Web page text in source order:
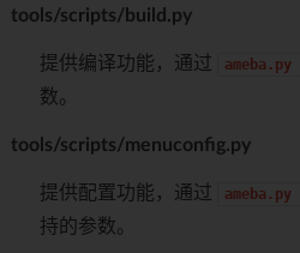
tools/scripts/build.py
提供编译功能，通过 ameba.py
数。
tools/scripts/menuconfig.py
提供配置功能，通过 ameba.py
持的参数。